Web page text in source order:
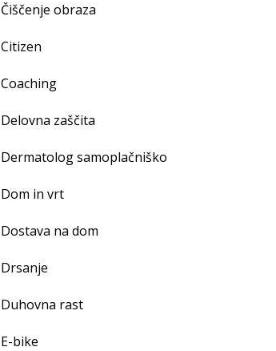
Čiščenje obraza
Citizen
Coaching
Delovna zaščita
Dermatolog samoplačniško
Dom in vrt
Dostava na dom
Drsanje
Duhovna rast
E-bike